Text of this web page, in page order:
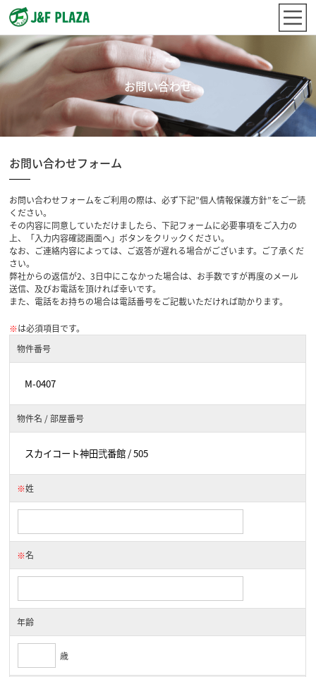
お問い合わせ
お問い合わせフォーム
お問い合わせフォームをご利用の際は、必ず下記”個人情報保護方針”をご一読
ください。
その内容に同意していただけましたら、下記フォームに必要事項をご入力の
上、「入力内容確認画面へ」ボタンをクリックください。
なお、ご連絡内容によっては、ご返答が遅れる場合がございます。ご了承くだ
さい。
弊社からの返信が2、3日中にこなかった場合は、お手数ですが再度のメール
送信、及びお電話を頂ければ幸いです。
また、電話をお持ちの場合は電話番号をご記載いただければ助かります。
※は必須項目です。
物件番号
物件名 / 部屋番号
※姓
※名
年齢
歳